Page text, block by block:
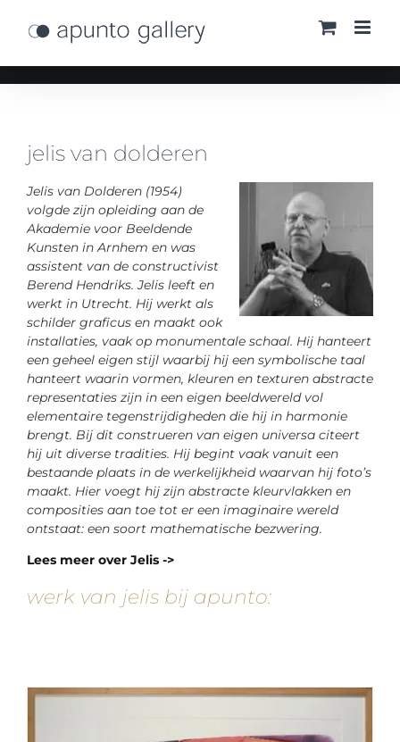
naar
jelis van dolderen
Jelis van Dolderen (1954)
volgde zijn opleiding aan de
Akademie voor Beeldende
Kunsten in Arnhem en was
assistent van de constructivist
Berend Hendriks. Jelis leeft en
werkt in Utrecht. Hij werkt als
schilder graficus en maakt ook
installaties, vaak op monumentale schaal. Hij hanteert
een geheel eigen stijl waarbij hij een symbolische taal
hanteert waarin vormen, kleuren en texturen abstracte
representaties zijn in een eigen beeldwereld vol
elementaire tegenstrijdigheden die hij in harmonie
brengt. Bij dit construeren van eigen universa citeert
hij uit diverse tradities. Hij begint vaak vanuit een
bestaande plaats in de werkelijkheid waarvan hij foto’s
maakt. Hier voegt hij zijn abstracte kleurvlakken en
composities aan toe tot er een imaginaire wereld
ontstaat: een soort mathematische bezwering.
Lees meer over Jelis ->
werk van jelis bij apunto: